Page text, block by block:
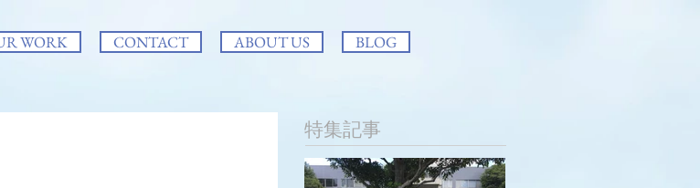
WORK CONTACT ABOUT US BLOG
特集記事